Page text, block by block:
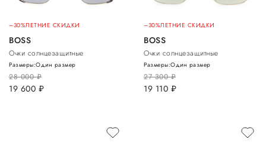
–30%ЛЕТНИЕ СКИДКИ
BOSS
Очки солнцезащитные
28 000руб.
19 600 руб.
Размеры:Один размер
–30%ЛЕТНИЕ СКИДКИ
BOSS
Очки солнцезащитные
27 300руб.
19 110 руб.
Размеры:Один размер